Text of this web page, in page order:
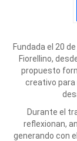
Fundada el 20
Fiorellino,
propuesto
creativo para
Durante el
reflexionan,
generando con